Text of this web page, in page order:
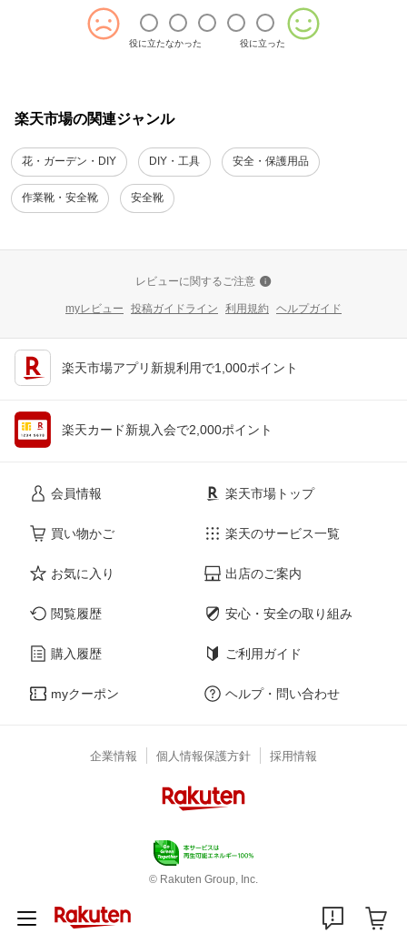
役に立たなかった 役に立った
楽天市場の関連ジャンル
花・ガーデン・DIY DIY・工具 安全・保護用品
作業靴・安全靴 安全靴
レビューに関するご注意
myレビュー 投稿ガイドライン 利用規約 ヘルプガイド
楽天市場アプリ新規利用で1,000ポイント
楽天カード新規入会で2,000ポイント
会員情報
買い物かご
お気に入り
閲覧履歴
購入履歴
myクーポン
楽天市場トップ
楽天のサービス一覧
出店のご案内
安心・安全の取り組み
ご利用ガイド
ヘルプ・問い合わせ
企業情報 個人情報保護方針 採用情報
© Rakuten Group, Inc.